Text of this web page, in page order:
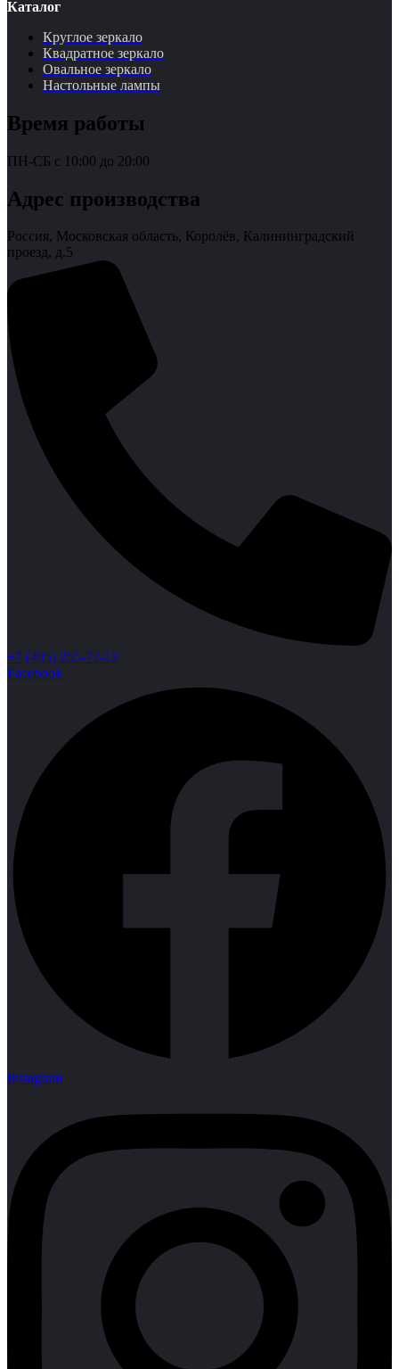
Каталог
Круглое зеркало
Квадратное зеркало
Овальное зеркало
Настольные лампы
Время работы
ПН-СБ с 10:00 до 20:00
Адрес производства
Россия, Московская область, Королёв, Калининградский
проезд, д.5
+7 (495) 255-72-12
Facebook
Instagram